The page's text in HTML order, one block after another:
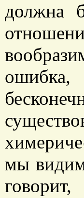
должна
мы